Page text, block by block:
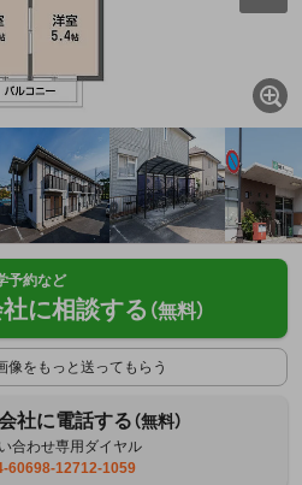
予約など
に相談する （無料）
像をもっと送ってもらう
社に電話する（無料）
合わせ専用ダイヤル
60698-12712-1059